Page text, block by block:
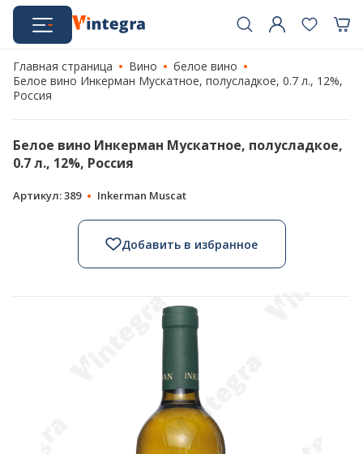
Главная страница Вино
белое вино
Белое вино Инкерман Мускатное, полусладкое, 0.7 л., 12%,
Россия
Белое вино Инкерман Мускатное, полусладкое,
0.7 л., 12%, Россия
Артикул: 389 Inkerman Muscat
Добавить в избранное